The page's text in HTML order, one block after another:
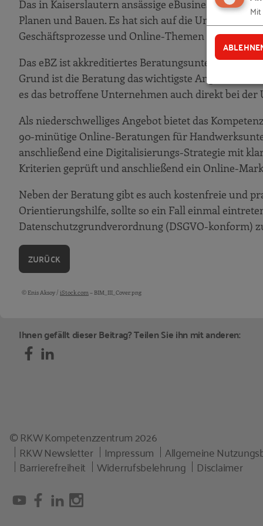
Das in Kaiserslautern ansässige eBusiness
Planen und Bauen. Es hat sich auf die
Geschäftsprozesse und Online-Themen
Das eBZ ist akkreditiertes Beratungsunternehmen
Grund ist die Beratung das wichtigste Angebot
es das betroffene Unternehmen auch direkt bei der
Als niederschwelliges Angebot bietet das
90-minütige Online-Beratungen für
anschließend eine Digitalisierungs-Strategie mit
Kriterien geprüft und anschließend ein Online-
Neben der Beratung gibt es auch kostenfreie und
Orientierungshilfe, sollte so ein Fall einmal
Datenschutzgrundverordnung (DSGVO-konform)
ZURÜCK
Bildquellen und Copyright-Hinweise
© Enis Aksoy / iStock.com– BIM_III_Cover.png
Ihnen gefällt dieser Beitrag? Teilen Sie ihn mit anderen:
© RKW Kompetenzzentrum 2026
RKW Newsletter
Impressum Allgemeine
Barrierefreiheit Widerrufsbelehrung Disclaimer